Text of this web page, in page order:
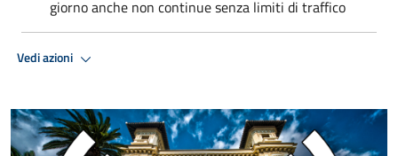
giorno anche non continue senza limiti di traffico
Vedi azioni